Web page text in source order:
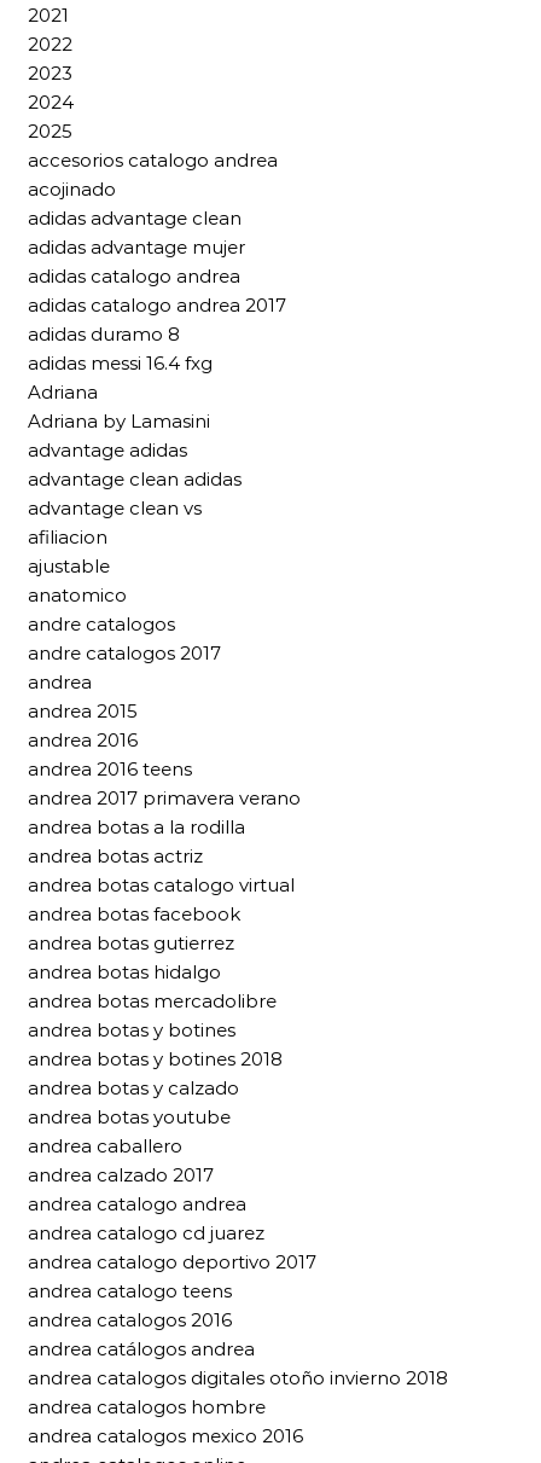
2021
2022
2023
2024
2025
accesorios catalogo andrea
acojinado
adidas advantage clean
adidas advantage mujer
adidas catalogo andrea
adidas catalogo andrea 2017
adidas duramo 8
adidas messi 16.4 fxg
Adriana
Adriana by Lamasini
advantage adidas
advantage clean adidas
advantage clean vs
afiliacion
ajustable
anatomico
andre catalogos
andre catalogos 2017
andrea
andrea 2015
andrea 2016
andrea 2016 teens
andrea 2017 primavera verano
andrea botas a la rodilla
andrea botas actriz
andrea botas catalogo virtual
andrea botas facebook
andrea botas gutierrez
andrea botas hidalgo
andrea botas mercadolibre
andrea botas y botines
andrea botas y botines 2018
andrea botas y calzado
andrea botas youtube
andrea caballero
andrea calzado 2017
andrea catalogo andrea
andrea catalogo cd juarez
andrea catalogo deportivo 2017
andrea catalogo teens
andrea catalogos 2016
andrea catálogos andrea
andrea catalogos digitales otoño invierno 2018
andrea catalogos hombre
andrea catalogos mexico 2016